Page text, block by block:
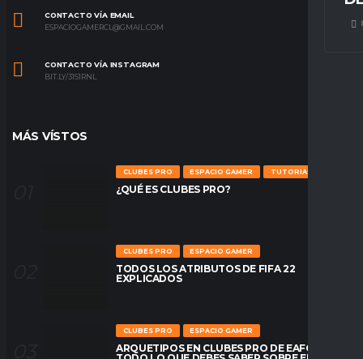
CONTACTO VÍA EMAIL
ESPACIOGAMERCL@GMAIL.COM
CONTACTO VÍA INSTAGRAM
BIT.LY/31S1RNL
MÁS VÍSTOS
CLUBES PRO ESPACIO GAMER TUTORIALES
¿QUÉ ES CLUBES PRO?
CLUBES PRO ESPACIO GAMER
TODOS LOS ATRIBUTOS DE FIFA 22
EXPLICADOS
CLUBES PRO ESPACIO GAMER
ARQUETIPOS EN CLUBES PRO DE EAFC26: